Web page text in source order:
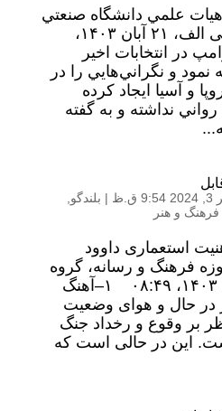
علمي دانشگاه صنعتي
شاهرود)، گروه سیاسی الف، ۲۱ آبان ۱۴۰۳،
در انتخابات اخير
نمود و نگراني‌هايي را در
و آسیا ايجاد کرده
نداشته و به گفته
| بلندگو
فرهنگ و هنر
استعماری داوود
فرهنگ و رسانه، گروه
فرهنگی الف، ۱۲ آبان ۱۴۰۳، ۰۸:۴۹ ۱–آهنگ
در حال و هوای وضعیت
بر وقوع و رخداد جنگ
این در حالی است که